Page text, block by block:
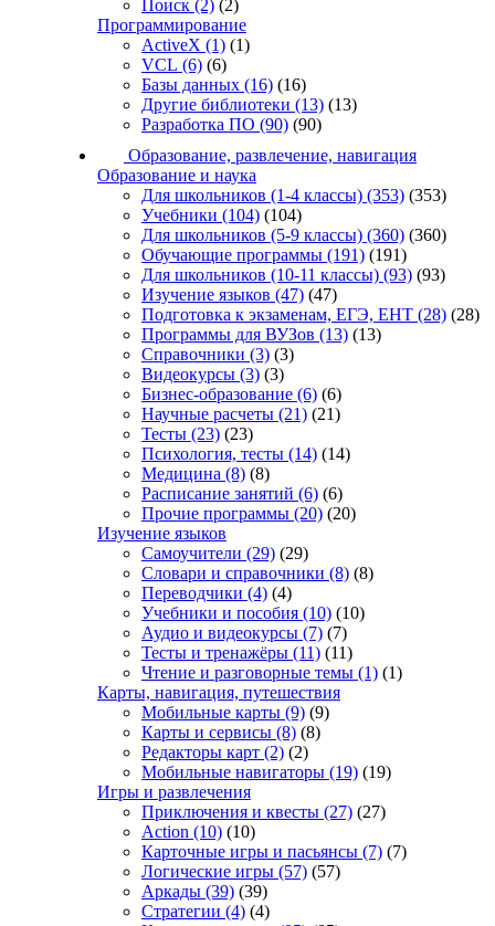
Поиск (2) (2)
Программирование
ActiveX (1) (1)
VCL (6) (6)
Базы данных (16) (16)
Другие библиотеки (13) (13)
Разработка ПО (90) (90)
Образование, развлечение, навигация
Образование и наука
Для школьников (1-4 классы) (353) (353)
Учебники (104) (104)
Для школьников (5-9 классы) (360) (360)
Обучающие программы (191) (191)
Для школьников (10-11 классы) (93) (93)
Изучение языков (47) (47)
Подготовка к экзаменам, ЕГЭ, ЕНТ (28) (28)
Программы для ВУЗов (13) (13)
Справочники (3) (3)
Видеокурсы (3) (3)
Бизнес-образование (6) (6)
Научные расчеты (21) (21)
Тесты (23) (23)
Психология, тесты (14) (14)
Медицина (8) (8)
Расписание занятий (6) (6)
Прочие программы (20) (20)
Изучение языков
Самоучители (29) (29)
Словари и справочники (8) (8)
Переводчики (4) (4)
Учебники и пособия (10) (10)
Аудио и видеокурсы (7) (7)
Тесты и тренажёры (11) (11)
Чтение и разговорные темы (1) (1)
Карты, навигация, путешествия
Мобильные карты (9) (9)
Карты и сервисы (8) (8)
Редакторы карт (2) (2)
Мобильные навигаторы (19) (19)
Игры и развлечения
Приключения и квесты (27) (27)
Action (10) (10)
Карточные игры и пасьянсы (7) (7)
Логические игры (57) (57)
Аркады (39) (39)
Стратегии (4) (4)